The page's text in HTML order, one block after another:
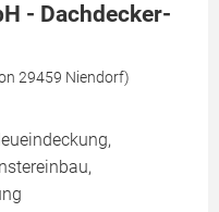
- Dachdecker-
29459 Niendorf)